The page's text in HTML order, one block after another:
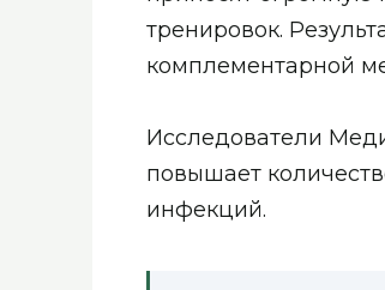
тренировок.
комплементарной
Исследователи
повышает
инфекций.